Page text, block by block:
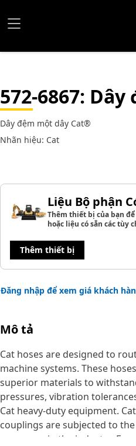
572-6867: Dây
Dây đệm một dây Cat®
Nhãn hiệu: Cat
Liệu Bộ phận
Thêm thiết bị của bạn
hoặc liệu có sẵn các tùy
Thêm thiết bị
Đăng nhập để xem giá khách
Mô tả
Cat hoses are designed to
machine systems. These
superior materials to
pressures, vibration
Cat heavy-duty equipment.
couplings are subjected to
processes in the industry.